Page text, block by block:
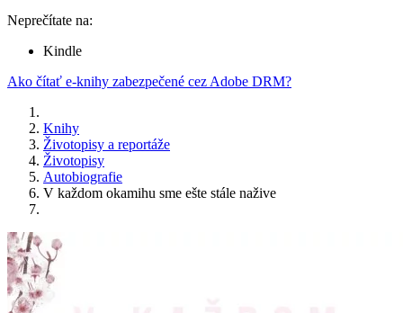
Neprečítate na:
Kindle
Ako čítať e-knihy zabezpečené cez Adobe DRM?
Knihy
Životopisy a reportáže
Životopisy
Autobiografie
V každom okamihu sme ešte stále nažive